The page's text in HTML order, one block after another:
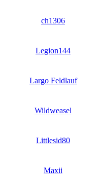
ch1306
Legion144
Largo Feldlauf
Wildweasel
Littlesid80
Maxii